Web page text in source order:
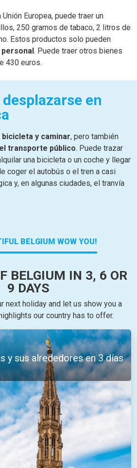
Europea, puede traer un
250 gramos de tabaco, 2 litros de
Estos productos solo pueden
personal. Puede traer otros bienes
430 euros.
en
y caminar, pero también
transporte público. Puede trazar
una bicicleta o un coche y llegar
coger el autobús o el tren a casi
y, en algunas ciudades, el tranvía
BELGIUM WOW YOU!
BELGIUM IN 3, 6 OR
9 DAYS
next holiday and let us show you a
our country has to offer.
y sus alrededores en 3 días